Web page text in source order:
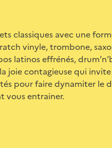
classiques avec une
vinyle, trombone,
latinos effrénés,
joie contagieuse qui
pour faire dynamiter le
vous entrainer.